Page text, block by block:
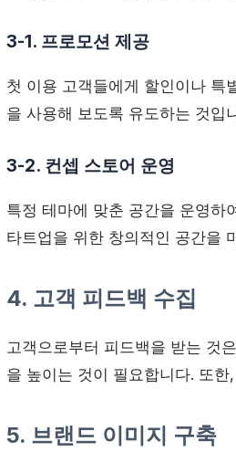
3-1. 프로모션 제공
첫 이용 고객들에게 할인이나 특
을 사용해 보도록 유도하는 것입
3-2. 컨셉 스토어 운영
특정 테마에 맞춘 공간을 운영하
타트업을 위한 창의적인 공간을
4. 고객 피드백 수집
고객으로부터 피드백을 받는 것
을 높이는 것이 필요합니다. 또
5. 브랜드 이미지 구축